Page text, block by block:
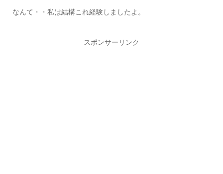
なんて・・私は結構これ経験しましたよ。
スポンサーリンク